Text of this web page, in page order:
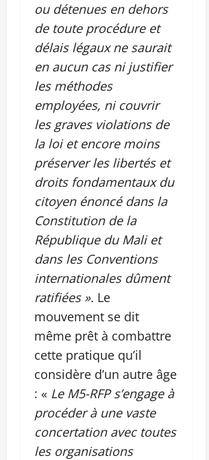
ou détenues en dehors
de toute procédure et
délais légaux ne saurait
en aucun cas ni justifier
les méthodes
employées, ni couvrir
les graves violations de
la loi et encore moins
préserver les libertés et
droits fondamentaux du
citoyen énoncé dans la
Constitution de la
République du Mali et
dans les Conventions
internationales dûment
ratifiées ». Le
mouvement se dit
même prêt à combattre
cette pratique qu’il
considère d’un autre âge
: « Le M5-RFP s’engage à
procéder à une vaste
concertation avec toutes
les organisations